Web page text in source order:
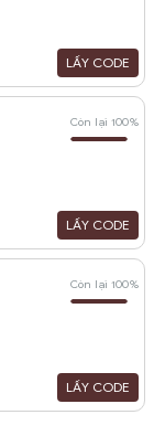
LẤY CODE
Còn lại 100%
LẤY CODE
Còn lại 100%
LẤY CODE